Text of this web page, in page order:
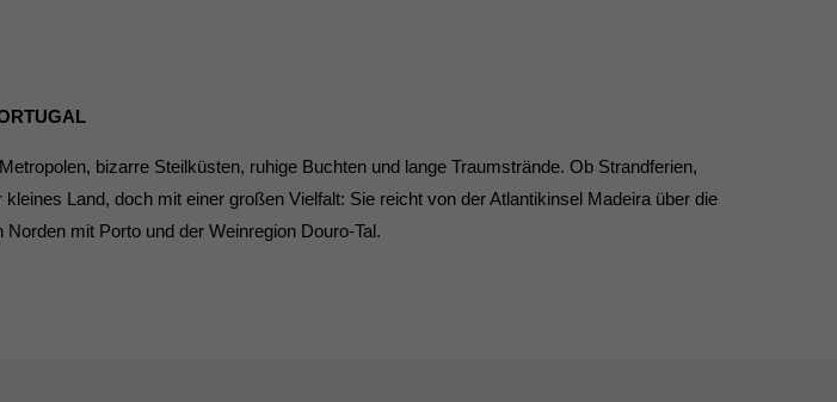
bizarre Steilküsten, ruhige Buchten und lange Traumstrände. Ob Strandferien,
Land, doch mit einer großen Vielfalt: Sie reicht von der Atlantikinsel Madeira über die
mit Porto und der Weinregion Douro-Tal.